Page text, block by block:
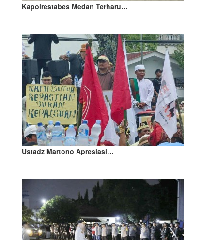
Kapolrestabes Medan Terharu…
Ustadz Martono Apresiasi…